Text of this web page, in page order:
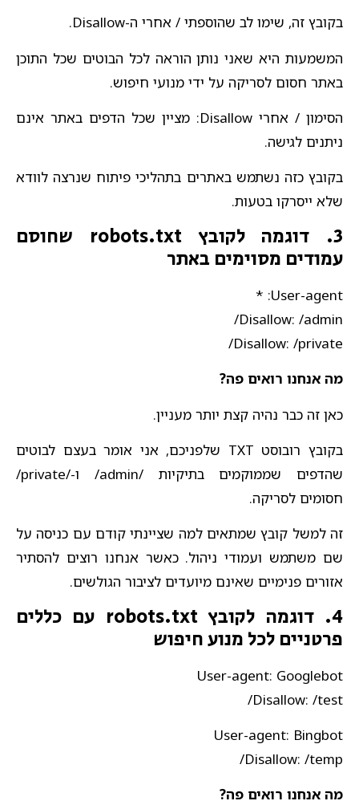
בקובץ זה, שימו לב שהוספתי / אחרי ה-Disallow.
המשמעות היא שאני נותן הוראה לכל הבוטים שכל התוכן
באתר חסום לסריקה על ידי מנועי חיפוש.
הסימון / אחרי Disallow: מציין שכל הדפים באתר אינם
ניתנים לגישה.
בקובץ כזה נשתמש באתרים בתהליכי פיתוח שנרצה לוודא
שלא ייסרקו בטעות.
3. דוגמה לקובץ robots.txt שחוסם
עמודים מסוימים באתר
User-agent: *
Disallow: /admin/
Disallow: /private/
מה אנחנו רואים פה?
כאן זה כבר נהיה קצת יותר מעניין.
בקובץ רובוסט TXT שלפניכם, אני אומר בעצם לבוטים
שהדפים שממוקמים בתיקיות /admin/ ו-/private/
חסומים לסריקה.
זה למשל קובץ שמתאים למה שציינתי קודם עם כניסה על
שם משתמש ועמודי ניהול. כאשר אנחנו רוצים להסתיר
אזורים פנימיים שאינם מיועדים לציבור הגולשים.
4. דוגמה לקובץ robots.txt עם כללים
פרטניים לכל מנוע חיפוש
User-agent: Googlebot
Disallow: /test/
User-agent: Bingbot
Disallow: /temp/
מה אנחנו רואים פה?